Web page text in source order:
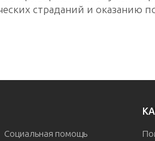
страданий и оказанию
Социальная помощь